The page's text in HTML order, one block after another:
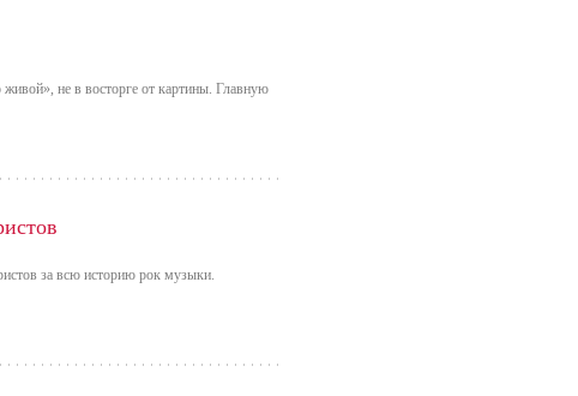
не в восторге от картины. Главную
за всю историю рок музыки.